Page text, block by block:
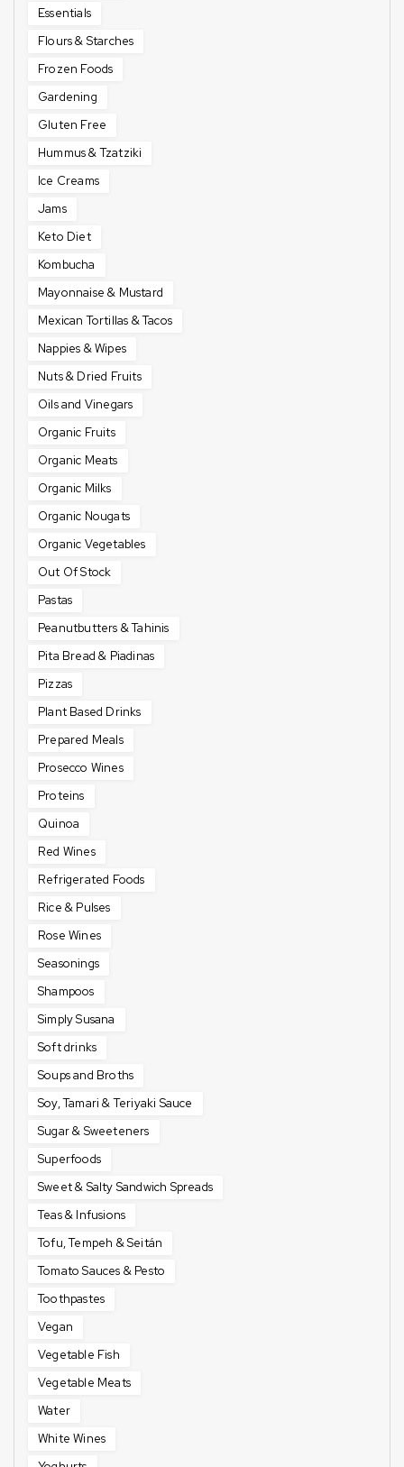
Essentials
Flours & Starches
Frozen Foods
Gardening
Gluten Free
Hummus & Tzatziki
Ice Creams
Jams
Keto Diet
Kombucha
Mayonnaise & Mustard
Mexican Tortillas & Tacos
Nappies & Wipes
Nuts & Dried Fruits
Oils and Vinegars
Organic Fruits
Organic Meats
Organic Milks
Organic Nougats
Organic Vegetables
Out Of Stock
Pastas
Peanutbutters & Tahinis
Pita Bread & Piadinas
Pizzas
Plant Based Drinks
Prepared Meals
Prosecco Wines
Proteins
Quinoa
Red Wines
Refrigerated Foods
Rice & Pulses
Rose Wines
Seasonings
Shampoos
Simply Susana
Soft drinks
Soups and Broths
Soy, Tamari & Teriyaki Sauce
Sugar & Sweeteners
Superfoods
Sweet & Salty Sandwich Spreads
Teas & Infusions
Tofu, Tempeh & Seitán
Tomato Sauces & Pesto
Toothpastes
Vegan
Vegetable Fish
Vegetable Meats
Water
White Wines